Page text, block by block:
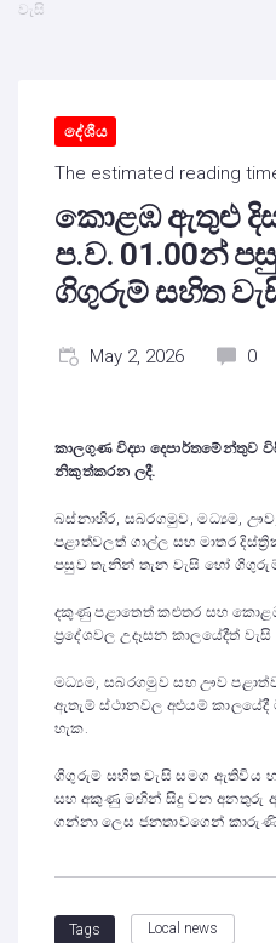
වැසි
දේශීය
The estimated reading
කොළඹ ඇතුළු
ප.ව. 01.00න්
ගිගුරුම් සහිත
May 2, 2026 0
කාලගුණ විද්‍යා දෙපාර්තමේන්තුව
නිකුත්කරන ලදී.
බස්නාහිර, සබරගමුව, මධ්‍යම,
පළාත්වලත් ගාල්ල සහ මාතර
පසුව තැනින් තැන වැසි හෝ
දකුණු පළාතෙත් කළුතර සහ
ප්‍රදේශවල උදෑසන කාලයේදීත්
මධ්‍යම, සබරගමුව සහ ඌව
ඇතැම් ස්ථානවල අළුයම්
හැක.
ගිගුරුම් සහිත වැසි සමග ඇතිවිය
සහ අකුණු මඟින් සිදු වන අනතුරු
ගන්නා ලෙස ජනතාවගෙන්
Tags Local news